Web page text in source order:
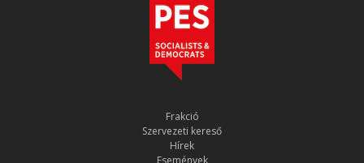
Frakció
Szervezeti kereső
Hírek
Események